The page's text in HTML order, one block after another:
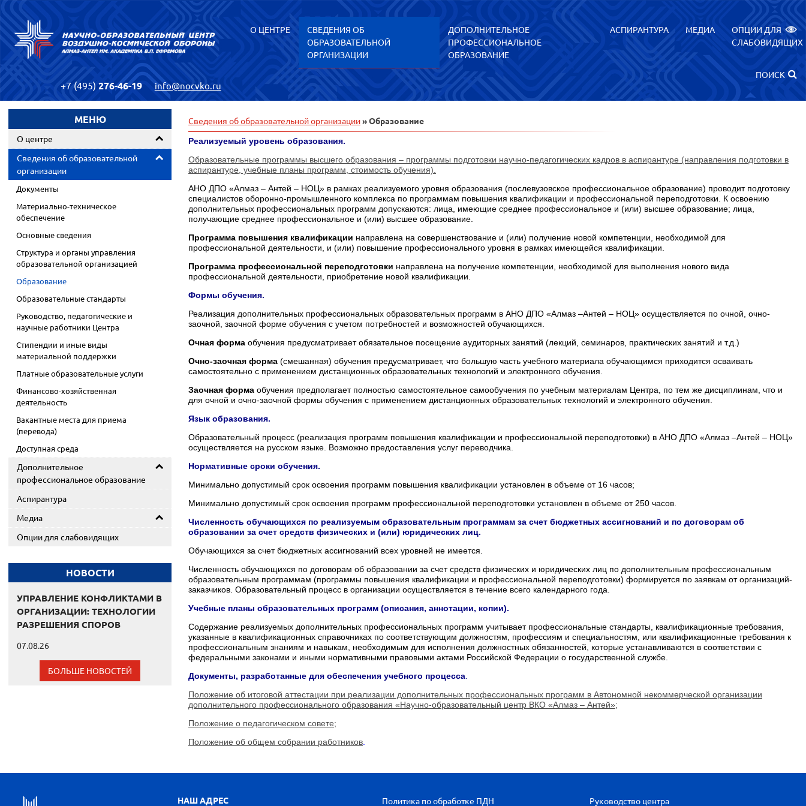
О ЦЕНТРЕ
СВЕДЕНИЯ ОБ
ОБРАЗОВАТЕЛЬНОЙ
ОРГАНИЗАЦИИ
ДОПОЛНИТЕЛЬНОЕ
ПРОФЕССИОНАЛЬНОЕ
ОБРАЗОВАНИЕ
АСПИРАНТУРА МЕДИА
ОПЦИИ ДЛЯ
СЛАБОВИДЯЩИХ
ПОИСК
+7 (495) 276-46-19 info@nocvko.ru
МЕНЮ
О центре
Сведения об образовательной
организации
Документы
Материально-техническое
обеспечение
Основные сведения
Структура и органы управления
образовательной организацией
Образование
Образовательные стандарты
Руководство, педагогические и
научные работники Центра
Стипендии и иные виды
материальной поддержки
Платные образовательные услуги
Финансово-хозяйственная
деятельность
Вакантные места для приема
(перевода)
Доступная среда
Дополнительное
профессиональное образование
Аспирантура
Медиа
Опции для слабовидящих
НОВОСТИ
УПРАВЛЕНИЕ КОНФЛИКТАМИ В
ОРГАНИЗАЦИИ: ТЕХНОЛОГИИ
РАЗРЕШЕНИЯ СПОРОВ
07.08.26
БОЛЬШЕ НОВОСТЕЙ
Сведения об образовательной организации» Образование
Реализуемый уровень образования.
Образовательные программы высшего образования – программы подготовки научно-педагогических кадров в аспирантуре (направления подготовки в
аспирантуре, учебные планы программ, стоимость обучения).
АНО ДПО «Алмаз – Антей – НОЦ» в рамках реализуемого уровня образования (послевузовское профессиональное образование) проводит подготовку
специалистов оборонно-промышленного комплекса по программам повышения квалификации и профессиональной переподготовки. К освоению
дополнительных профессиональных программ допускаются: лица, имеющие среднее профессиональное и (или) высшее образование; лица,
получающие среднее профессиональное и (или) высшее образование.
Программа повышения квалификации направлена на совершенствование и (или) получение новой компетенции, необходимой для
профессиональной деятельности, и (или) повышение профессионального уровня в рамках имеющейся квалификации.
Программа профессиональной переподготовки направлена на получение компетенции, необходимой для выполнения нового вида
профессиональной деятельности, приобретение новой квалификации.
Формы обучения.
Реализация дополнительных профессиональных образовательных программ в АНО ДПО «Алмаз –Антей – НОЦ» осуществляется по очной, очно-
заочной, заочной форме обучения с учетом потребностей и возможностей обучающихся.
Очная форма обучения предусматривает обязательное посещение аудиторных занятий (лекций, семинаров, практических занятий и т.д.)
Очно-заочная форма (смешанная) обучения предусматривает, что большую часть учебного материала обучающимся приходится осваивать
самостоятельно с применением дистанционных образовательных технологий и электронного обучения.
Заочная форма обучения предполагает полностью самостоятельное самообучения по учебным материалам Центра, по тем же дисциплинам, что и
для очной и очно-заочной формы обучения с применением дистанционных образовательных технологий и электронного обучения.
Язык образования.
Образовательный процесс (реализация программ повышения квалификации и профессиональной переподготовки) в АНО ДПО «Алмаз –Антей – НОЦ»
осуществляется на русском языке. Возможно предоставления услуг переводчика.
Нормативные сроки обучения.
Минимально допустимый срок освоения программ повышения квалификации установлен в объеме от 16 часов;
Минимально допустимый срок освоения программ профессиональной переподготовки установлен в объеме от 250 часов.
Численность обучающихся по реализуемым образовательным программам за счет бюджетных ассигнований и по договорам об
образовании за счет средств физических и (или) юридических лиц.
Обучающихся за счет бюджетных ассигнований всех уровней не имеется.
Численность обучающихся по договорам об образовании за счет средств физических и юридических лиц по дополнительным профессиональным
образовательным программам (программы повышения квалификации и профессиональной переподготовки) формируется по заявкам от организаций-
заказчиков. Образовательный процесс в организации осуществляется в течение всего календарного года.
Учебные планы образовательных программ (описания, аннотации, копии).
Содержание реализуемых дополнительных профессиональных программ учитывает профессиональные стандарты, квалификационные требования,
указанные в квалификационных справочниках по соответствующим должностям, профессиям и специальностям, или квалификационные требования к
профессиональным знаниям и навыкам, необходимым для исполнения должностных обязанностей, которые устанавливаются в соответствии с
федеральными законами и иными нормативными правовыми актами Российской Федерации о государственной службе.
Документы, разработанные для обеспечения учебного процесса
Положение об итоговой аттестации при реализации дополнительных профессиональных программ в Автономной некоммерческой организации
дополнительного профессионального образования «Научно-образовательный центр ВКО «Алмаз – Антей»;
Положение о педагогическом совете;
Положение об общем собрании работников
Политика по обработке ПДН Руководство центра
НАШ АДРЕС